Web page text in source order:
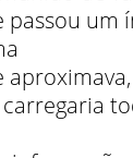
passou um